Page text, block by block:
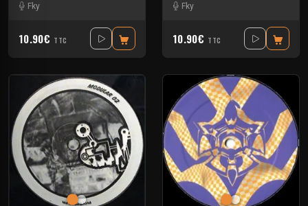
Fky
10.90€ TTC
Fky
10.90€ TTC